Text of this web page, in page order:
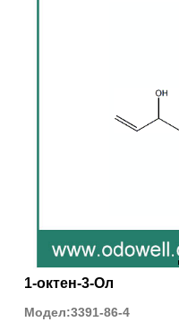
1-октен-3-Ол
Модел:3391-86-4